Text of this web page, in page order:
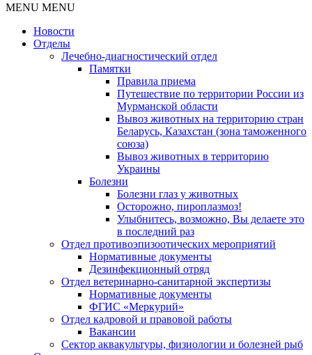
MENU MENU
Новости
Отделы
Лечебно-диагностический отдел
Памятки
Правила приема
Путешествие по территории России из
Мурманской области
Вывоз животных на территорию стран
Беларусь, Казахстан (зона таможенного
союза)
Вывоз животных в территорию
Украины
Болезни
Болезни глаз у животных
Осторожно, пироплазмоз!
Улыбнитесь, возможно, Вы делаете это
в последний раз
Отдел противоэпизоотических мероприятий
Нормативные документы
Дезинфекционный отряд
Отдел ветеринарно-санитарной экспертизы
Нормативные документы
ФГИС «Меркурий»
Отдел кадровой и правовой работы
Вакансии
Сектор аквакультуры, физиологии и болезней рыб